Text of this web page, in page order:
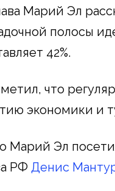
Марий Эл
полосы
42%.
что
экономики и
Марий Эл
РФ Денис